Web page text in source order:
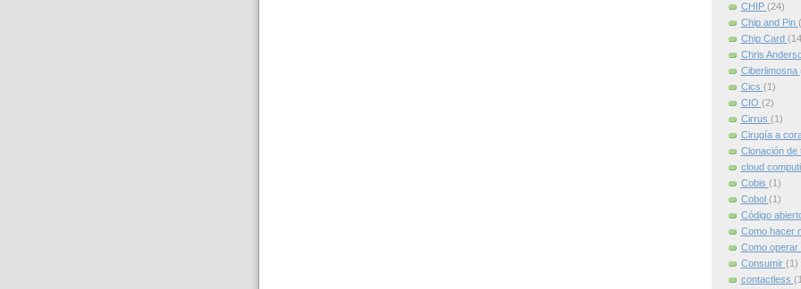
CHIP (24)
Chip and Pin
Chip Card
Chris
Ciberlimosna
Cics (1)
CIO (2)
Cirrus (1)
Cirugía a
Clonación de
cloud
Cobis (1)
Cobol (1)
Código
Como hacer
Como operar
Consumir (1)
contactless